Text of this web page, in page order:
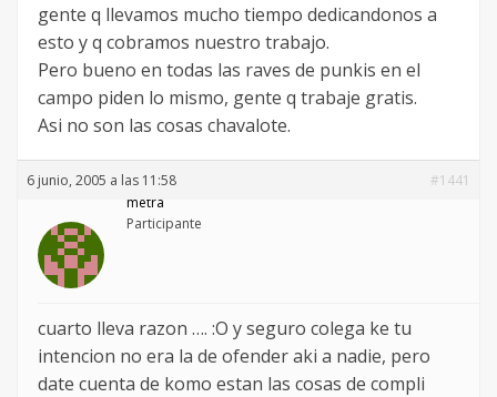
gente q llevamos mucho tiempo dedicandonos a
esto y q cobramos nuestro trabajo.
Pero bueno en todas las raves de punkis en el
campo piden lo mismo, gente q trabaje gratis.
Asi no son las cosas chavalote.
6 junio, 2005 a las 11:58
#1441
metra
Participante
cuarto lleva razon …. :O y seguro colega ke tu
intencion no era la de ofender aki a nadie, pero
date cuenta de komo estan las cosas de compli